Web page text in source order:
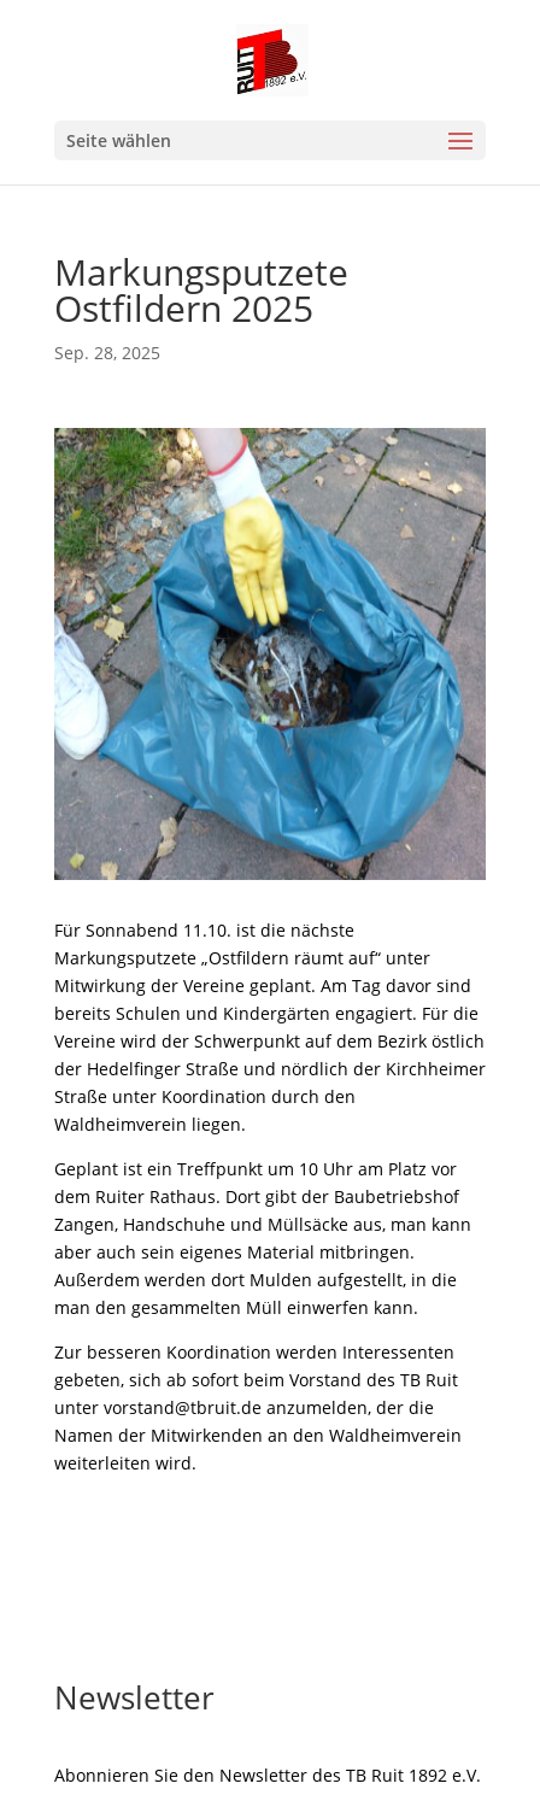
Seite wählen
Markungsputzete
Ostfildern 2025
Sep. 28, 2025
Für Sonnabend 11.10. ist die nächste
Markungsputzete „Ostfildern räumt auf“ unter
Mitwirkung der Vereine geplant. Am Tag davor sind
bereits Schulen und Kindergärten engagiert. Für die
Vereine wird der Schwerpunkt auf dem Bezirk östlich
der Hedelfinger Straße und nördlich der Kirchheimer
Straße unter Koordination durch den
Waldheimverein liegen.
Geplant ist ein Treffpunkt um 10 Uhr am Platz vor
dem Ruiter Rathaus. Dort gibt der Baubetriebshof
Zangen, Handschuhe und Müllsäcke aus, man kann
aber auch sein eigenes Material mitbringen.
Außerdem werden dort Mulden aufgestellt, in die
man den gesammelten Müll einwerfen kann.
Zur besseren Koordination werden Interessenten
gebeten, sich ab sofort beim Vorstand des TB Ruit
unter vorstand@tbruit.de anzumelden, der die
Namen der Mitwirkenden an den Waldheimverein
weiterleiten wird.
Newsletter
Abonnieren Sie den Newsletter des TB Ruit 1892 e.V.